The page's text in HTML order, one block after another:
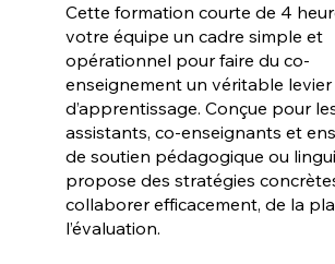
Cette formation courte de 4
votre équipe un cadre simple et
opérationnel pour faire du co-
enseignement un véritable levier
d’apprentissage. Conçue pour
assistants, co-enseignants et
de soutien pédagogique ou
propose des stratégies
collaborer efficacement, de la
l’évaluation.